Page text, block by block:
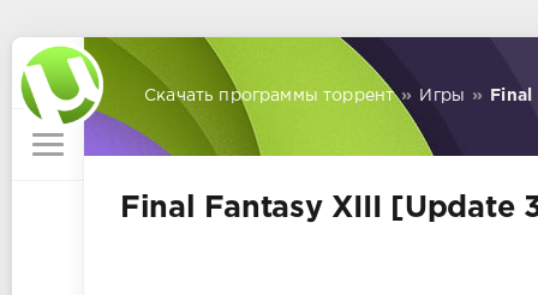
Скачать программы торрент » Игры » Final
Final Fantasy XIII [Update